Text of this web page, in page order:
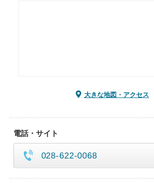
大きな地図・アクセス
電話・サイト
028-622-0068